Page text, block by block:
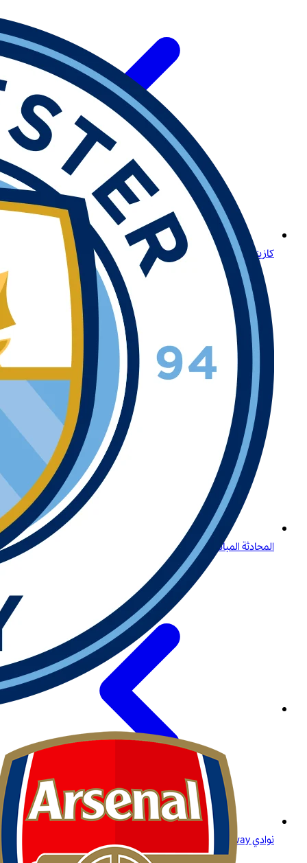
كازينو Betway أونلاين: وجهتك الأولى لتجربة ألعاب متميزة في الجزائر
المحادثة المباشرة وتسجيل الدخول لدى بيتواي: دليل شامل
نوادي Betway: ولاؤك يستحق الأفضل